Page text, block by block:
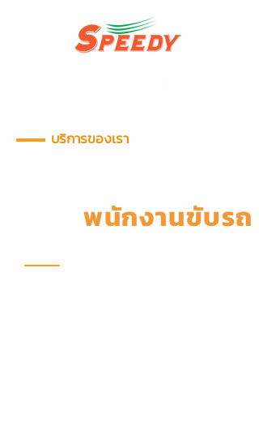
บริการของเรา
พนักงานขับรถ